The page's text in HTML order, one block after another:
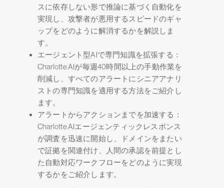
スに依存しない形で推論に基づく自動化を
実現し、攻撃者が悪用するスピードのギャ
ップをどのように解消するかを解説しま
す。
エージェント型AIで専門知識を拡張する：
Charlotte AIが毎週40時間以上の手動作業を
削減し、すべてのアラートにシニアアナリ
ストの専門知識を適用する方法をご紹介し
ます。
アラートからアクションまでを加速する：
Charlotte AIエージェンティックレスポンス
が調査を迅速に開始し、ドメインをまたい
で証拠を関連付け、人間の承認を前提とし
た自動対応ワークフローをどのように実現
するかをご紹介します。